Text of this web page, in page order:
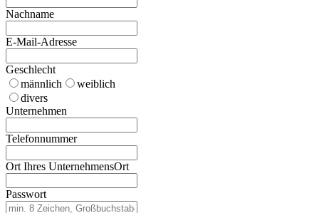
Nachname
E-Mail-Adresse
Geschlecht
männlich
weiblich
divers
Unternehmen
Telefonnummer
Ort Ihres UnternehmensOrt
Passwort